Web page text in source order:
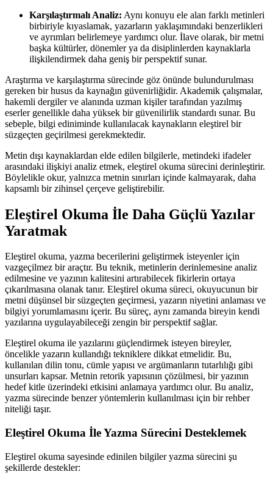
Karşılaştırmalı Analiz: Aynı konuyu ele alan farklı metinleri
birbiriyle kıyaslamak, yazarların yaklaşımındaki benzerlikleri
ve ayrımları belirlemeye yardımcı olur. İlave olarak, bir metni
başka kültürler, dönemler ya da disiplinlerden kaynaklarla
ilişkilendirmek daha geniş bir perspektif sunar.
Araştırma ve karşılaştırma sürecinde göz önünde bulundurulması
gereken bir husus da kaynağın güvenirliğidir. Akademik çalışmalar,
hakemli dergiler ve alanında uzman kişiler tarafından yazılmış
eserler genellikle daha yüksek bir güvenilirlik standardı sunar. Bu
sebeple, bilgi ediniminde kullanılacak kaynakların eleştirel bir
süzgeçten geçirilmesi gerekmektedir.
Metin dışı kaynaklardan elde edilen bilgilerle, metindeki ifadeler
arasındaki ilişkiyi analiz etmek, eleştirel okuma sürecini derinleştirir.
Böylelikle okur, yalnızca metnin sınırları içinde kalmayarak, daha
kapsamlı bir zihinsel çerçeve geliştirebilir.
Eleştirel Okuma İle Daha Güçlü Yazılar
Yaratmak
Eleştirel okuma, yazma becerilerini geliştirmek isteyenler için
vazgeçilmez bir araçtır. Bu teknik, metinlerin derinlemesine analiz
edilmesine ve yazının kalitesini artırabilecek fikirlerin ortaya
çıkarılmasına olanak tanır. Eleştirel okuma süreci, okuyucunun bir
metni düşünsel bir süzgeçten geçirmesi, yazarın niyetini anlaması ve
bilgiyi yorumlamasını içerir. Bu süreç, aynı zamanda bireyin kendi
yazılarına uygulayabileceği zengin bir perspektif sağlar.
Eleştirel okuma ile yazılarını güçlendirmek isteyen bireyler,
öncelikle yazarın kullandığı tekniklere dikkat etmelidir. Bu,
kullanılan dilin tonu, cümle yapısı ve argümanların tutarlılığı gibi
unsurları kapsar. Metnin retorik yapısının çözülmesi, bir yazının
hedef kitle üzerindeki etkisini anlamaya yardımcı olur. Bu analiz,
yazma sürecinde benzer yöntemlerin kullanılması için bir rehber
niteliği taşır.
Eleştirel Okuma İle Yazma Sürecini Desteklemek
Eleştirel okuma sayesinde edinilen bilgiler yazma sürecini şu
şekillerde destekler: